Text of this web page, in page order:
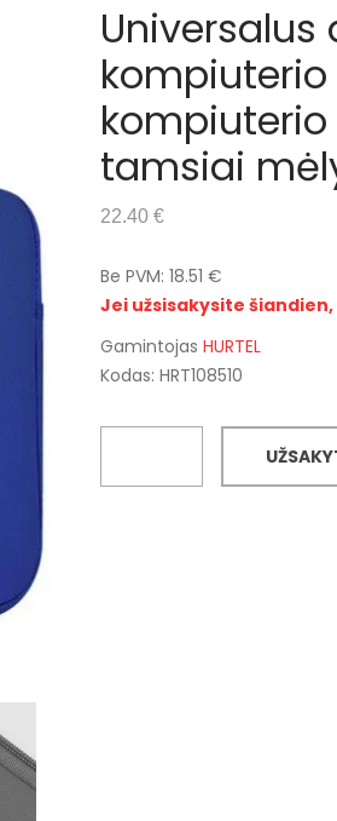
kompiuterio
tamsiai
22.40 €
Be PVM: 18.51 €
Jei užsisakysite
Gamintojas HURTEL
Kodas: HRT108510